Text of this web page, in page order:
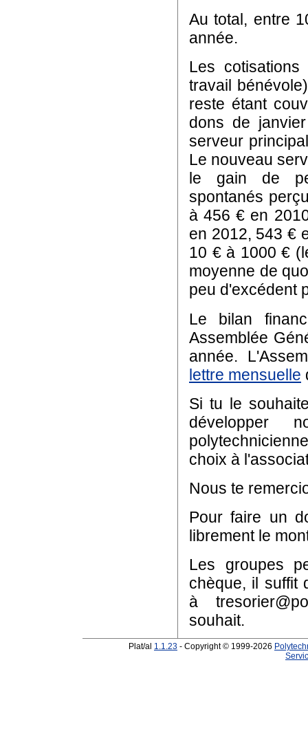
Au total, entre
année.
Les
travail
reste étant
dons de
serveur
Le nouveau
le gain de
spontanés
à 456 € en
en 2012, 543 €
10 € à 1000 €
moyenne de
peu d'excédent
Le bilan
Assemblée
année.
lettre mensuelle
Si tu le
développer
choix à
Nous te
Pour faire un
librement le
Les groupes
chèque, il suffit
à
souhait.
Plat/al 1.1.23 - Copyright © 1999-2026